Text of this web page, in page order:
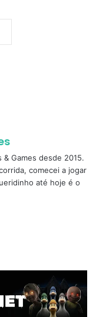
Games desde 2015.
comecei a jogar
até hoje é o